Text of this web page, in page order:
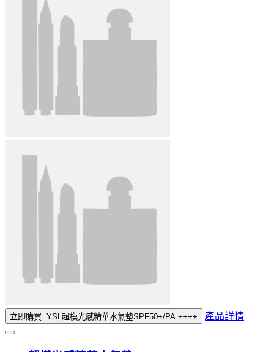
立即購買 YSL超模光感精華水氣墊SPF50+/PA ++++ 產品詳情